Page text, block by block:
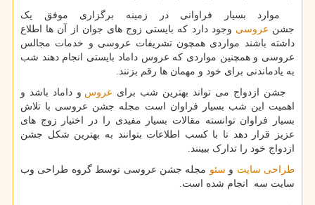
موارد بسیار فراوانی در زمینه برگزاری موفق یک
جشن عروسی وجود دارد که بایستی زوج های جوان از آن ها اطلاع
داشته باشند مواردی همچون تشریفات عروسی و خدمات مجالس
عروسی و همچنین مواردی که عروس داماد بایستی انجام دهند شب
به یادماندنی برای خود و مهمان ها رقم بزنند.
جشن ازدواج می تواند بهترین شب برای عروس و داماد باشد و
اهمیت این شب بسیار فراوان است مجله جشن عروسی با تلاش
بسیار فراوان توانسته مقالات بسیار مفیدی را در اختیار زوج های
عزیز قرار دهد تا با کسب اطلاعات بتوانند به بهترین شکل جشن
ازدواج خود را تدارک ببینند.
طراحی سایت و سئو مجله جشن عروسی توسط گروه طراحی وب
سایت سه انجام شده است.